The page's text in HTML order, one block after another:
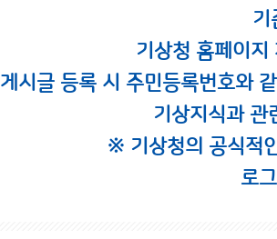
기
기상청 홈페이
게시글 등록 시 주민등록번호와
기상지식과 관
※ 기상청의 공식적
로